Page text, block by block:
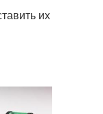
их